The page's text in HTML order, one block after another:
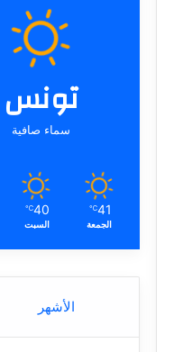
تونس
سماء صافية
41
℃
الجمعة
40
℃
السبت
الأشهر